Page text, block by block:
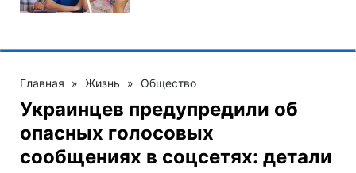
Главная » Жизнь » Общество
Украинцев предупредили об
опасных голосовых
сообщениях в соцсетях: детали